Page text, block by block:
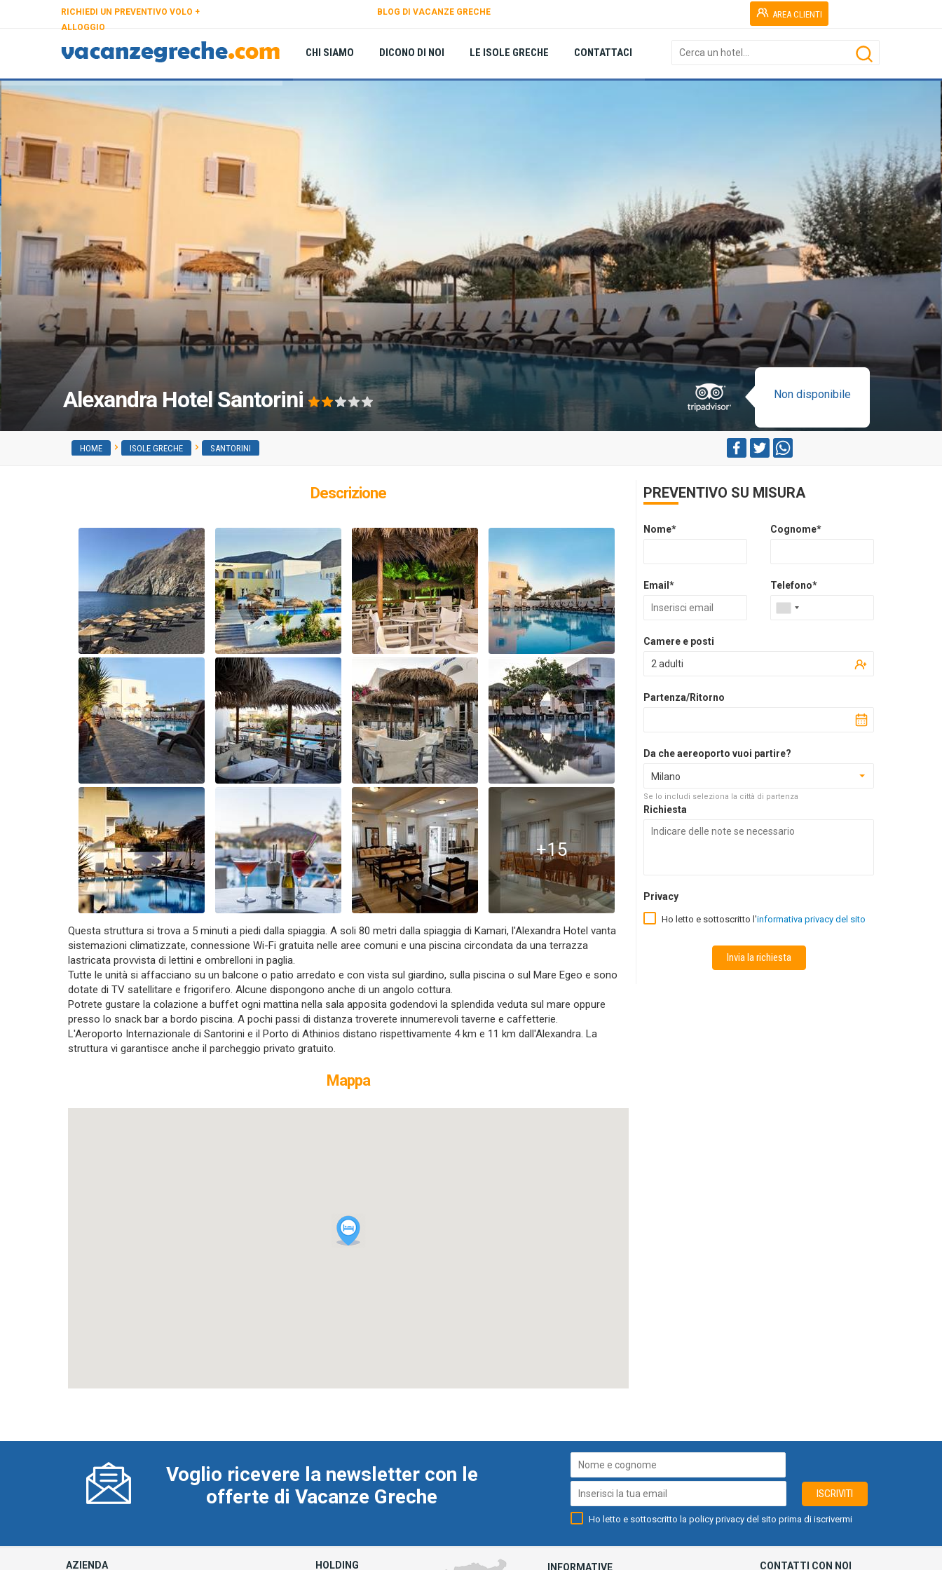
AREA CLIENTI
RICHIEDI UN PREVENTIVO VOLO +
ALLOGGIO
BLOG DI VACANZE GRECHE
CHI SIAMO DICONO DI NOI LE ISOLE GRECHE CONTATTACI
Non disponibile
Alexandra Hotel Santorini
HOME ISOLE GRECHE SANTORINI
Descrizione
+15
Questa struttura si trova a 5 minuti a piedi dalla spiaggia. A soli 80 metri dalla spiaggia di Kamari, l'Alexandra Hotel vanta
sistemazioni climatizzate, connessione Wi-Fi gratuita nelle aree comuni e una piscina circondata da una terrazza
lastricata provvista di lettini e ombrelloni in paglia.
Tutte le unità si affacciano su un balcone o patio arredato e con vista sul giardino, sulla piscina o sul Mare Egeo e sono
dotate di TV satellitare e frigorifero. Alcune dispongono anche di un angolo cottura.
Potrete gustare la colazione a buffet ogni mattina nella sala apposita godendovi la splendida veduta sul mare oppure
presso lo snack bar a bordo piscina. A pochi passi di distanza troverete innumerevoli taverne e caffetterie.
L'Aeroporto Internazionale di Santorini e il Porto di Athinios distano rispettivamente 4 km e 11 km dall'Alexandra. La
struttura vi garantisce anche il parcheggio privato gratuito.
Mappa
PREVENTIVO SU MISURA
Nome* Cognome*
Email* Telefono*
Camere e posti
2 adulti
Partenza/Ritorno
Da che aereoporto vuoi partire?
Milano
Se lo includi seleziona la città di partenza
Richiesta
Privacy
Ho letto e sottoscritto l'informativa privacy del sito
Invia la richiesta
ISCRIVITI
Ho letto e sottoscritto la policy privacy del sito prima di iscrivermi
Voglio ricevere la newsletter con le
offerte di Vacanze Greche
AZIENDA HOLDING CONTATTI CON NOI
INFORMATIVE